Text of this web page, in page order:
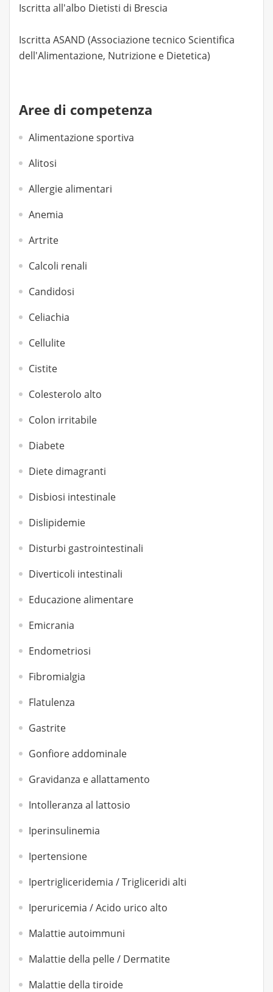
Iscritta all'albo Dietisti di Brescia
Iscritta ASAND (Associazione tecnico Scientifica
dell'Alimentazione, Nutrizione e Dietetica)
Aree di competenza
Alimentazione sportiva
Alitosi
Allergie alimentari
Anemia
Artrite
Calcoli renali
Candidosi
Celiachia
Cellulite
Cistite
Colesterolo alto
Colon irritabile
Diabete
Diete dimagranti
Disbiosi intestinale
Dislipidemie
Disturbi gastrointestinali
Diverticoli intestinali
Educazione alimentare
Emicrania
Endometriosi
Fibromialgia
Flatulenza
Gastrite
Gonfiore addominale
Gravidanza e allattamento
Intolleranza al lattosio
Iperinsulinemia
Ipertensione
Ipertrigliceridemia / Trigliceridi alti
Iperuricemia / Acido urico alto
Malattie autoimmuni
Malattie della pelle / Dermatite
Malattie della tiroide